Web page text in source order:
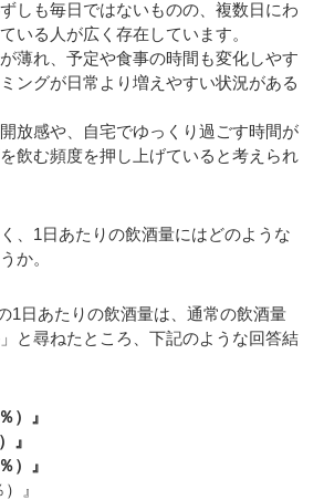
しも毎日ではないものの、複数日にわ
いる人が広く存在しています。
薄れ、予定や食事の時間も変化しやす
ングが日常より増えやすい状況がある
放感や、自宅でゆっくり過ごす時間が
飲む頻度を押し上げていると考えられ
、1日あたりの飲酒量にはどのような
か。
1日あたりの飲酒量は、通常の飲酒量
と尋ねたところ、下記のような回答結
）』
』
）』
』